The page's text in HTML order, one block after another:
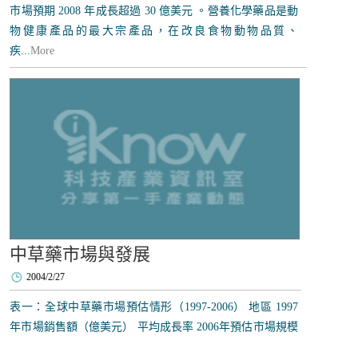
市場預期 2008 年成長超過 30 億美元 。營養化學藥品是動
物健康產品的最大宗產品，在改良食物動物品質、
疾...More
中草藥市場與發展
2004/2/27
表一：全球中草藥市場預估情形（1997-2006） 地區 1997
年市場銷售額（億美元） 平均成長率 2006年預估市場規模